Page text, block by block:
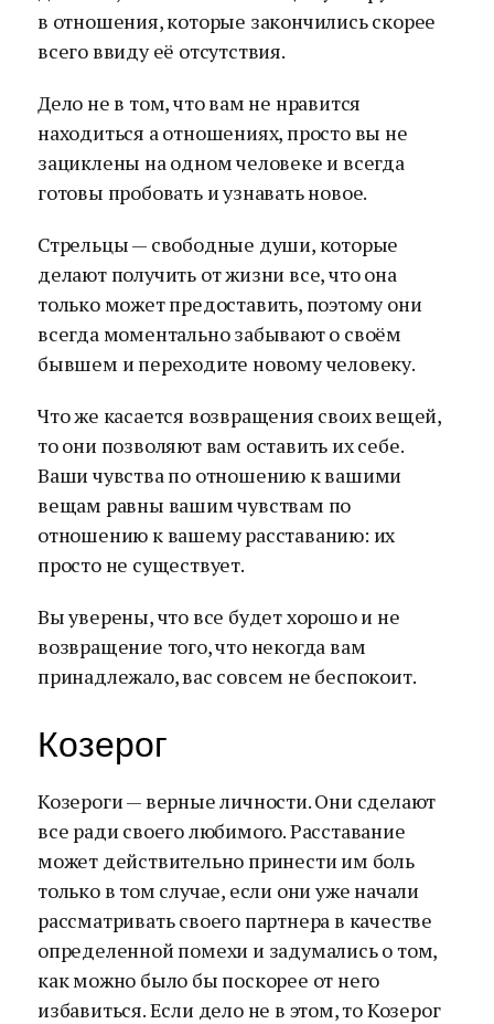
в отношения, которые закончились скорее
всего ввиду её отсутствия.
Дело не в том, что вам не нравится
находиться а отношениях, просто вы не
зациклены на одном человеке и всегда
готовы пробовать и узнавать новое.
Стрельцы — свободные души, которые
делают получить от жизни все, что она
только может предоставить, поэтому они
всегда моментально забывают о своём
бывшем и переходите новому человеку.
Что же касается возвращения своих вещей,
то они позволяют вам оставить их себе.
Ваши чувства по отношению к вашими
вещам равны вашим чувствам по
отношению к вашему расставанию: их
просто не существует.
Вы уверены, что все будет хорошо и не
возвращение того, что некогда вам
принадлежало, вас совсем не беспокоит.
Козерог
Козероги — верные личности. Они сделают
все ради своего любимого. Расставание
может действительно принести им боль
только в том случае, если они уже начали
рассматривать своего партнера в качестве
определенной помехи и задумались о том,
как можно было бы поскорее от него
избавиться. Если дело не в этом, то Козерог